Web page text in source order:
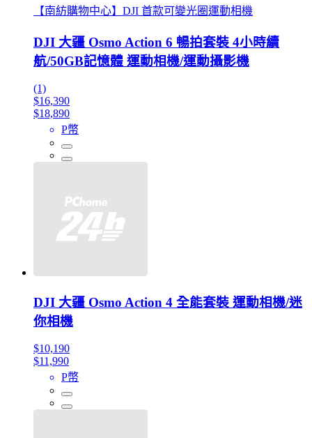
【南紡購物中心】DJI 首款可變光圈運動相機
DJI 大疆 Osmo Action 6 暢拍套裝 4小時續
航/50GB記憶體 運動相機/運動攝影機
(1)
$16,390
$18,890
P幣
DJI 大疆 Osmo Action 4 全能套裝 運動相機/迷
你相機
$10,190
$11,990
P幣